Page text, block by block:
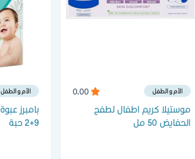
الأم و الطفل
موستيلا كريم اطفال لطفح
الحفايض 50 مل
الأم و الطفل
9+2 حبة